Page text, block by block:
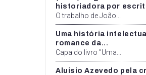
historiadora por
O trabalho de João...
Uma história
romance da...
Capa do livro "Uma...
Aluísio Azevedo pela